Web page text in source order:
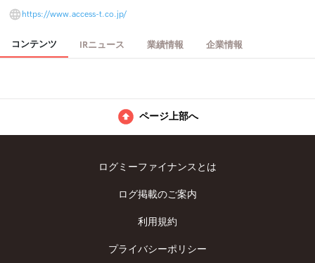
https://www.access-t.co.jp/
コンテンツ IRニュース 業績情報 企業情報
ページ上部へ
ログミーファイナンスとは
ログ掲載のご案内
利用規約
プライバシーポリシー